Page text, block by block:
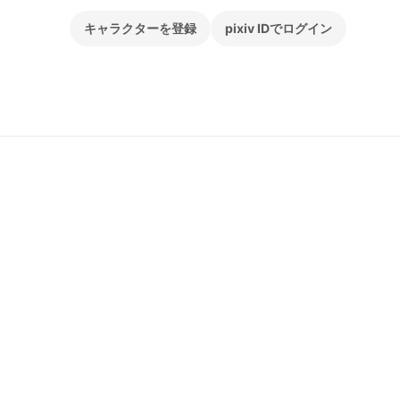
キャラクターを登録 pixiv IDでログイン